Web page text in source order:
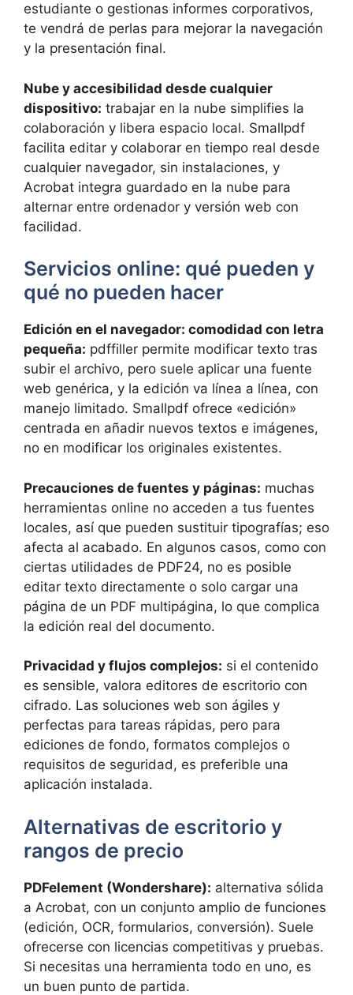
estudiante o gestionas informes corporativos,
te vendrá de perlas para mejorar la navegación
y la presentación final.
Nube y accesibilidad desde cualquier
dispositivo: trabajar en la nube simplifies la
colaboración y libera espacio local. Smallpdf
facilita editar y colaborar en tiempo real desde
cualquier navegador, sin instalaciones, y
Acrobat integra guardado en la nube para
alternar entre ordenador y versión web con
facilidad.
Servicios online: qué pueden y
qué no pueden hacer
Edición en el navegador: comodidad con letra
pequeña: pdffiller permite modificar texto tras
subir el archivo, pero suele aplicar una fuente
web genérica, y la edición va línea a línea, con
manejo limitado. Smallpdf ofrece «edición»
centrada en añadir nuevos textos e imágenes,
no en modificar los originales existentes.
Precauciones de fuentes y páginas: muchas
herramientas online no acceden a tus fuentes
locales, así que pueden sustituir tipografías; eso
afecta al acabado. En algunos casos, como con
ciertas utilidades de PDF24, no es posible
editar texto directamente o solo cargar una
página de un PDF multipágina, lo que complica
la edición real del documento.
Privacidad y flujos complejos: si el contenido
es sensible, valora editores de escritorio con
cifrado. Las soluciones web son ágiles y
perfectas para tareas rápidas, pero para
ediciones de fondo, formatos complejos o
requisitos de seguridad, es preferible una
aplicación instalada.
Alternativas de escritorio y
rangos de precio
PDFelement (Wondershare): alternativa sólida
a Acrobat, con un conjunto amplio de funciones
(edición, OCR, formularios, conversión). Suele
ofrecerse con licencias competitivas y pruebas.
Si necesitas una herramienta todo en uno, es
un buen punto de partida.